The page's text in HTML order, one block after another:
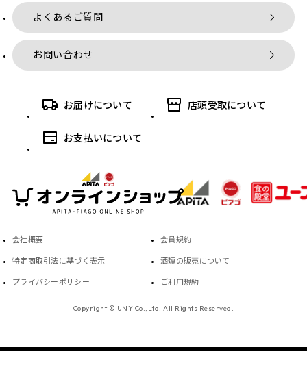
よくあるご質問
お問い合わせ
お届けについて 店頭受取について
お支払いについて
会社概要 会員規約
特定商取引法に基づく表示 酒類の販売について
プライバシーポリシー ご利用規約
Copyright © UNY Co.,Ltd. All Rights Reserved.